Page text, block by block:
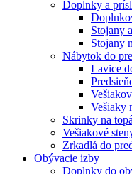
Doplnky a
Stojany
Stojany
Nábytok do
Lavice
Vešiaky
Skrinky na
Vešiakové
Zrkadlá do
Obývacie izby
Doplnky do